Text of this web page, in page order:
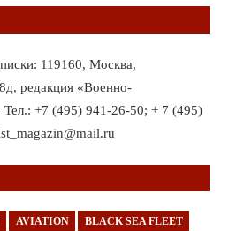
119160, Москва,
редакция «Военно-
Тел.: +7 (495) 941-26-50; + 7 (495)
AVIATION BLACK SEA FLEET